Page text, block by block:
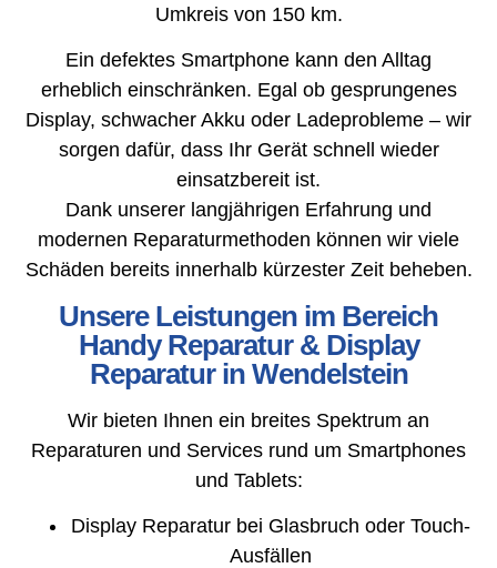
Umkreis von 150 km.
Ein defektes Smartphone kann den Alltag
erheblich einschränken. Egal ob gesprungenes
Display, schwacher Akku oder Ladeprobleme – wir
sorgen dafür, dass Ihr Gerät schnell wieder
einsatzbereit ist.
Dank unserer langjährigen Erfahrung und
modernen Reparaturmethoden können wir viele
Schäden bereits innerhalb kürzester Zeit beheben.
Unsere Leistungen im Bereich
Handy Reparatur & Display
Reparatur in Wendelstein
Wir bieten Ihnen ein breites Spektrum an
Reparaturen und Services rund um Smartphones
und Tablets:
Display Reparatur bei Glasbruch oder Touch-
Ausfällen